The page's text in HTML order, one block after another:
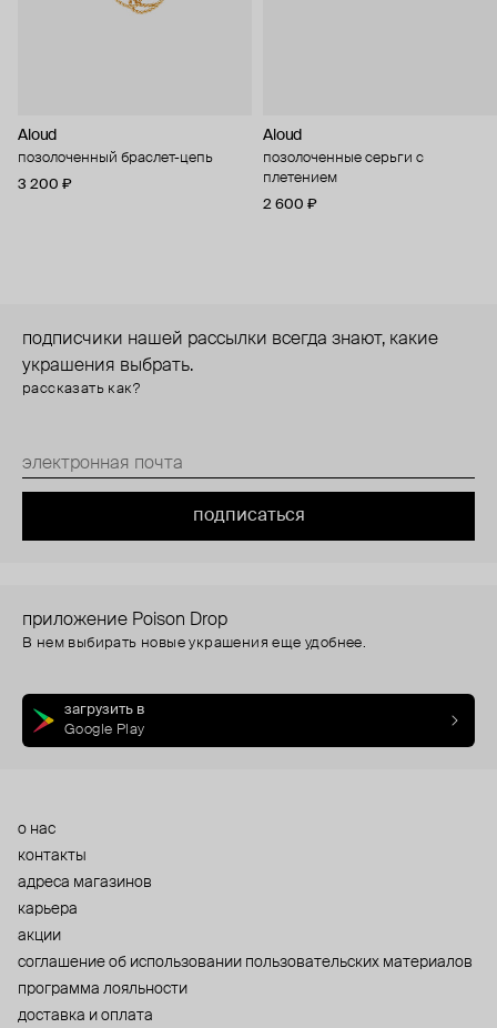
Aloud
позолоченный браслет-цепь
3 200 ₽
Aloud
позолоченные серьги с
плетением
2 600 ₽
подписчики нашей рассылки всегда знают, какие
украшения выбрать.
рассказать как?
подписаться
приложение Poison Drop
В нем выбирать новые украшения еще удобнее.
загрузить в
Google Play
о нас
контакты
адреса магазинов
карьера
акции
cоглашение об использовании пользовательских материалов
программа лояльности
доставка и оплата